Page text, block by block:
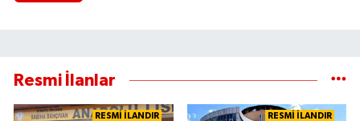
Resmi İlanlar
RESMİ İLANDIR RESMİ İLANDIR